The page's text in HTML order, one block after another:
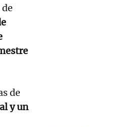
de
y un